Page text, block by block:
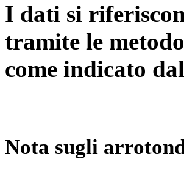
I dati si
tramite le
come indicato
Nota sugli